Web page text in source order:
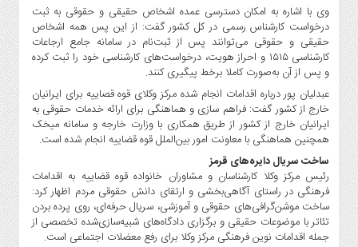
وی با اشاره به امکان دسترسی عمده اشخاص حقیقی و حقوقی به ثبت
درخواست کارشناس رسمی در کل کشور گفت: از این پس همه اشخاص
حقیقی و حقوقی می‌توانند پس از ثبت‌نام در سامانه جامع ارجاعات
کارشناسی ۱۵۱۵ و احراز هویت، درخواست‌های کارشناسی خود را ثبت کرده
و پس از آن به‌صورت کاملا برخط پیگیری کنند.
عبدلیان پور درباره اقدامات انجام شده مرکز وکلای قوه قصاییه برای ایرانیان
خارج از کشور گفت: فراهم سازی و هماهنگی برای ارائه خدمات حقوقی به
ایرانیان خارج از کشور از طریق همکاری با وزارت خارجه و سامانه میخک
همچنین هماهنگی با معاونت امور بین‌الملل قوه قضاییه انجام شده است.‌
ساخت سریال دایره‌های قرمز
رئیس مرکز وکلا کارشناسان و مشاوران خانواده قوه قضاییه به اقدامات
فرهنگی در راستای آگاهی‌بخشی و ارتقای دانش حقوقی مردم اظهار کرد:
ساخت موشن‌گرافی‌های حقوقی و آموزشی، سریال حرفه‌ای، روی پرده بردن
تئاتر با موضوعات حقیقی و برگزاری دادگاه‌های شبیه‌سازی‌شده تخصصی از
جمله اقدامات نوین فرهنگی مرکز وکلا برای رفع معضلات اجتماعی است.